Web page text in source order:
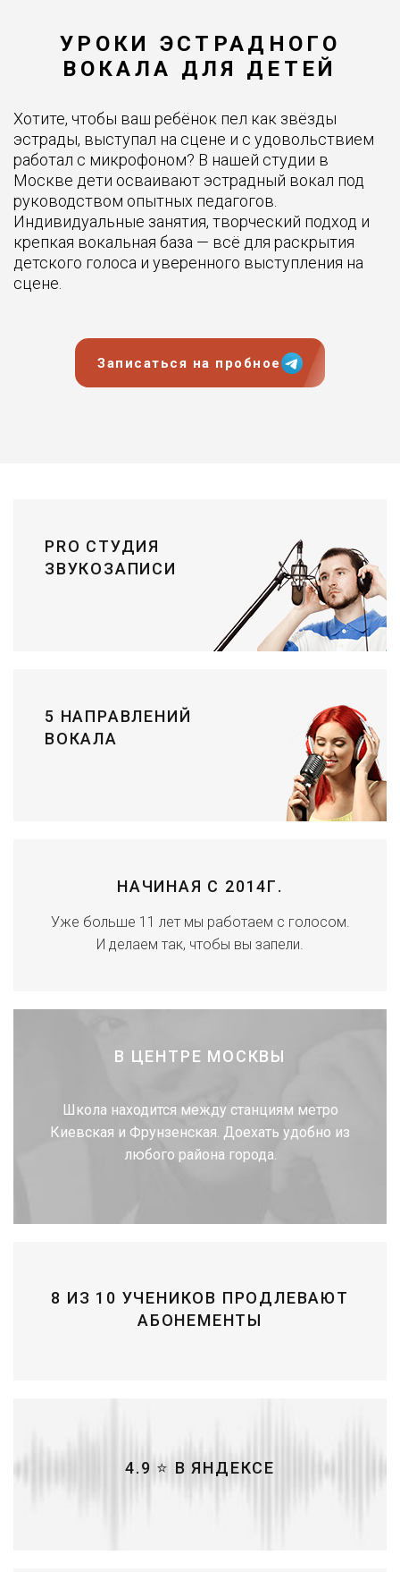
УРОКИ ЭСТРАДНОГО
ВОКАЛА ДЛЯ ДЕТЕЙ
Хотите, чтобы ваш ребёнок пел как звёзды
эстрады, выступал на сцене и с удовольствием
работал с микрофоном? В нашей студии в
Москве дети осваивают эстрадный вокал под
руководством опытных педагогов.
Индивидуальные занятия, творческий подход и
крепкая вокальная база — всё для раскрытия
детского голоса и уверенного выступления на
сцене.
Записаться на пробное
PRO СТУДИЯ
ЗВУКОЗАПИСИ
5 НАПРАВЛЕНИЙ
ВОКАЛА
НАЧИНАЯ С 2014Г.
Уже больше 11 лет мы работаем с голосом.
И делаем так, чтобы вы запели.
В ЦЕНТРЕ МОСКВЫ
Школа находится между станциям метро
Киевская и Фрунзенская. Доехать удобно из
любого района города.
8 ИЗ 10 УЧЕНИКОВ ПРОДЛЕВАЮТ
АБОНЕМЕНТЫ
4.9 ⭐ В ЯНДЕКСЕ